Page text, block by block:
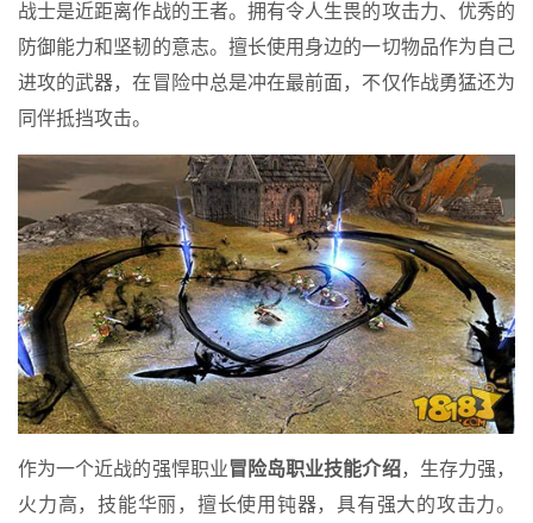
战士是近距离作战的王者。拥有令人生畏的攻击力、优秀的
防御能力和坚韧的意志。擅长使用身边的一切物品作为自己
进攻的武器，在冒险中总是冲在最前面，不仅作战勇猛还为
同伴抵挡攻击。
作为一个近战的强悍职业冒险岛职业技能介绍，生存力强，
火力高，技能华丽，擅长使用钝器，具有强大的攻击力。